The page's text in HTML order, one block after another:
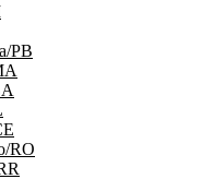
PB
RO